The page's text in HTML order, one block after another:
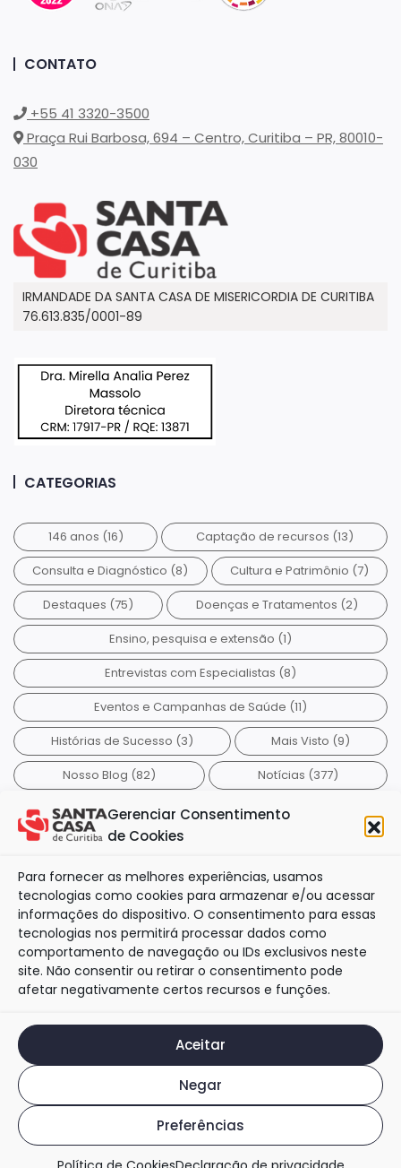
Gerenciar Consentimento
de Cookies
Para fornecer as melhores experiências, usamos
tecnologias como cookies para armazenar e/ou acessar
informações do dispositivo. O consentimento para essas
tecnologias nos permitirá processar dados como
comportamento de navegação ou IDs exclusivos neste
site. Não consentir ou retirar o consentimento pode
afetar negativamente certos recursos e funções.
Aceitar
Negar
Preferências
CONTATO
+55 41 3320-3500
Praça Rui Barbosa, 694 – Centro, Curitiba – PR, 80010-
030
IRMANDADE DA SANTA CASA DE MISERICORDIA DE CURITIBA
76.613.835/0001-89
CATEGORIAS
146 anos (16) Captação de recursos (13)
Consulta e Diagnóstico (8) Cultura e Patrimônio (7)
Destaques (75) Doenças e Tratamentos (2)
Ensino, pesquisa e extensão (1)
Entrevistas com Especialistas (8)
Eventos e Campanhas de Saúde (11)
Histórias de Sucesso (3) Mais Visto (9)
Nosso Blog (82) Notícias (377)
Prevenção e Cuidados(8) Saúde e Bem-Estar
Sem categoria(3) Tecnologia e Inovação Médica (4)
Proteção de Dados
Fale com o DPO
Copyright � 2026 Bosa Charity. Powered byBosa
Themes